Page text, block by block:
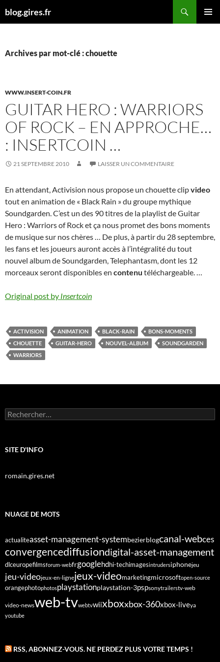
aublog.gires.fr
Archives par mot-clé : chouette
WWW.INSERT-COIN.FR
GUITAR HERO : WARRIORS
OF ROCK – EN APPROCHE…
: INSERTCOIN …
21 SEPTEMBRE 2010 LAISSER UN COMMENTAIRE
En attendant, Activision nous propose un chouette clipvideo
tout en animation de « Black Rain » du groupe mythique
Soundgarden. C’est un des 90 titres de la playlist de Guitar
Hero : Warriors of Rock et ça nous promet des bons moments
de musique sur nos chères … De plus, à partir du 28 septembre,
les fans et les joueurs auront accès à l’intégralité du tout
nouvel album de Soundgarden, Telephantasm, dont les 12
morceaux seront disponibles en contenu téléchargeable. …
Original post by Insertcoin
ACTIVISION ANIMATION BLACK-RAIN
BONS-MOMENTS
CHOUETTE
GUITAR-HERO NOUVEL-ALBUM
SOUNDGARDEN
WARRIORS
Rechercher :
SITE D'INFO
romain.gires.net
NUAGE DE MOTS
actualiteasset-management-systembezierblogcanal-webces
convergencediffusiondigital-asset-management
dlceuropefilmsforum-webfrgooglehdhi-techimagesintrudersiphonejeu
jeu-videojeux-en-lignejeux-videomarketingmicrosoftopen-source
orangephotophotosplaystationplaystation-3pspsonytrailerstv-web
video-newsweb-tvwebtvwiixboxxbox-360xbox-liveya
youtube
RSS, ABONNEZ-VOUS. NE PERDEZ PLUS VOTRE TEMPS !